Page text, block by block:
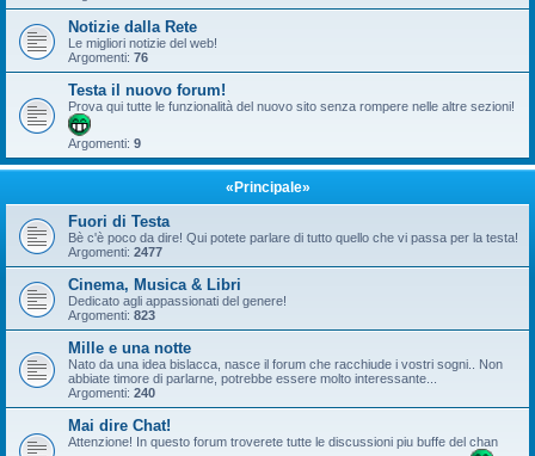
Notizie dalla Rete
Le migliori notizie del web!
Argomenti: 76
Testa il nuovo forum!
Prova qui tutte le funzionalità del nuovo sito senza rompere nelle altre sezioni!
Argomenti: 9
«Principale»
Fuori di Testa
Bè c'è poco da dire! Qui potete parlare di tutto quello che vi passa per la testa!
Argomenti: 2477
Cinema, Musica & Libri
Dedicato agli appassionati del genere!
Argomenti: 823
Mille e una notte
Nato da una idea bislacca, nasce il forum che racchiude i vostri sogni.. Non
abbiate timore di parlarne, potrebbe essere molto interessante...
Argomenti: 240
Mai dire Chat!
Attenzione! In questo forum troverete tutte le discussioni piu buffe del chan